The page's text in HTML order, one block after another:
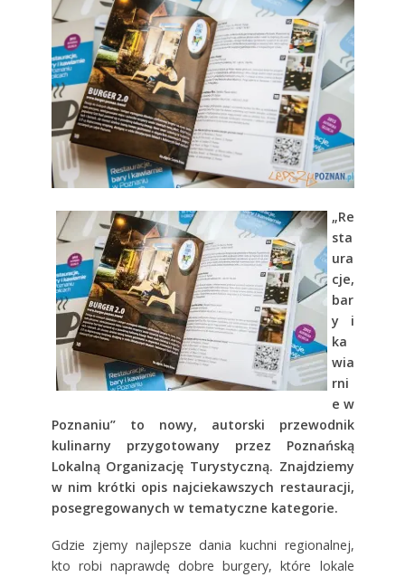
„Re
sta
ura
cje,
bar
y i
ka
wia
rni
e w
Poznaniu” to nowy, autorski przewodnik
kulinarny przygotowany przez Poznańską
Lokalną Organizację Turystyczną. Znajdziemy
w nim krótki opis najciekawszych restauracji,
posegregowanych w tematyczne kategorie.
Gdzie zjemy najlepsze dania kuchni regionalnej,
kto robi naprawdę dobre burgery, które lokale